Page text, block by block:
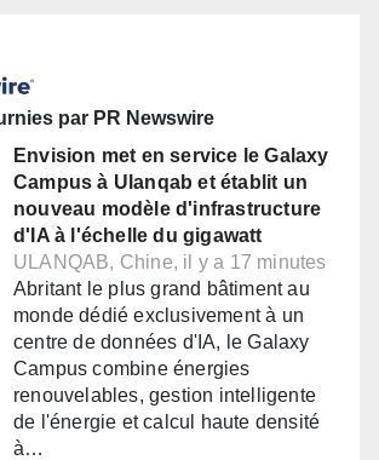
par PR Newswire
Envision met en service le Galaxy
Campus à Ulanqab et établit un
nouveau modèle d'infrastructure
d'IA à l'échelle du gigawatt
ULANQAB, Chine, il y a 17 minutes
Abritant le plus grand bâtiment au
monde dédié exclusivement à un
centre de données d'IA, le Galaxy
Campus combine énergies
renouvelables, gestion intelligente
de l'énergie et calcul haute densité
à…